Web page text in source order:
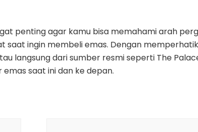
penting agar kamu bisa memahami arah
saat ingin membeli emas. Dengan
langsung dari sumber resmi seperti The
saat ini dan ke depan.